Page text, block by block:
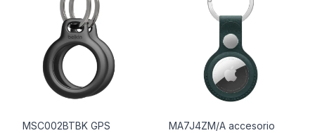
MSC002BTBK GPS
MA7J4ZM/A accesorio